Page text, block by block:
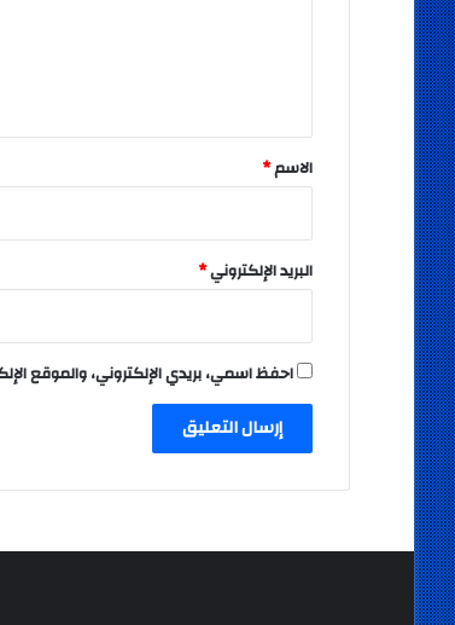
*
الاسم*
البريد الإلكتروني*
احفظ اسمي، بريدي الإلكتروني، والموقع